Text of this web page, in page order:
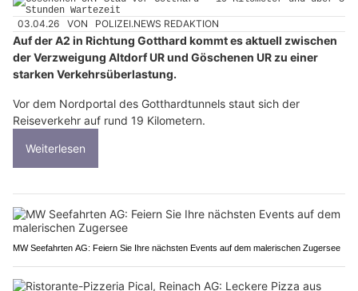
03.04.26 VON POLIZEI.NEWS REDAKTION
Auf der A2 in Richtung Gotthard kommt es aktuell zwischen
der Verzweigung Altdorf UR und Göschenen UR zu einer
starken Verkehrsüberlastung.
Vor dem Nordportal des Gotthardtunnels staut sich der
Reiseverkehr auf rund 19 Kilometern.
Weiterlesen
MW Seefahrten AG: Feiern Sie Ihre nächsten Events auf dem malerischen Zugersee